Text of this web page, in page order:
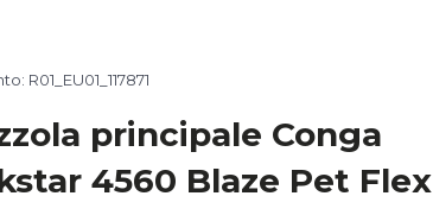
R01_EU01_117871
principale Conga
4560 Blaze Pet Flex